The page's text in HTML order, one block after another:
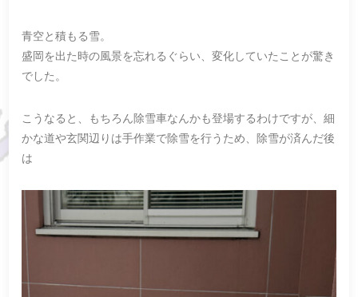
青空と積もる雪。
盛岡を出た時の風景を忘れるぐらい、変化していたことが驚き
でした。
こうなると、もちろん除雪車なんかも登場するわけですが、細
かな道や玄関辺りは手作業で除雪を行うため、除雪が済んだ後
は